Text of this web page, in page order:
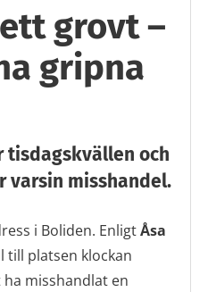
grovt –
gripna
tisdagskvällen och
varsin misshandel.
i Boliden. EnligtÅsa
till platsen klockan
misshandlat en